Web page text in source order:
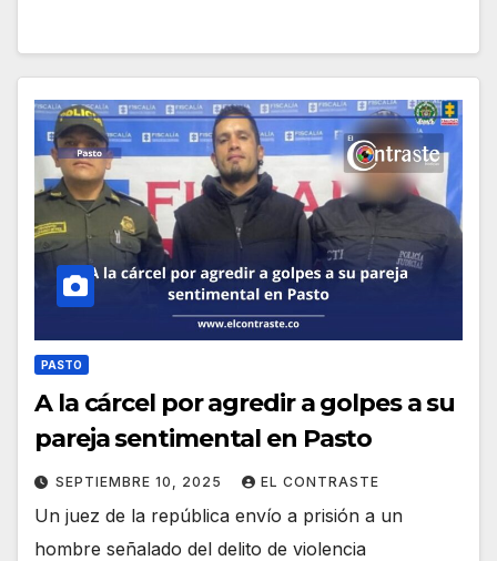
PASTO
A la cárcel por agredir a golpes a su
pareja sentimental en Pasto
SEPTIEMBRE 10, 2025 EL CONTRASTE
Un juez de la república envío a prisión a un
hombre señalado del delito de violencia